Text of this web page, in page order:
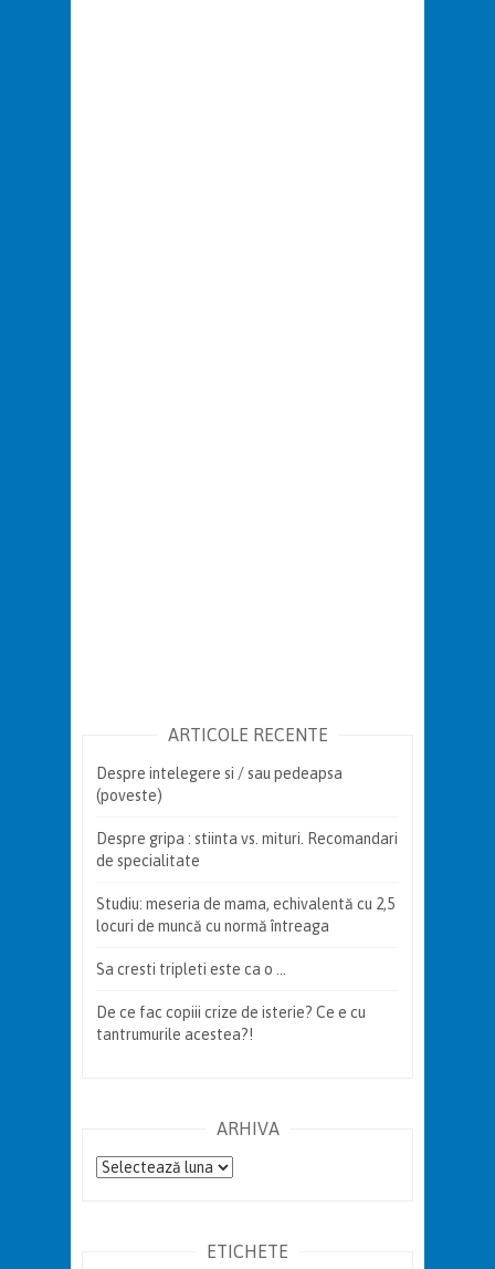
ARTICOLE RECENTE
Despre intelegere si / sau pedeapsa
(poveste)
Despre gripa : stiinta vs. mituri. Recomandari
de specialitate
Studiu: meseria de mama, echivalentă cu 2,5
locuri de muncă cu normă întreaga
Sa cresti tripleti este ca o …
De ce fac copiii crize de isterie? Ce e cu
tantrumurile acestea?!
ARHIVA
Arhiva
ETICHETE